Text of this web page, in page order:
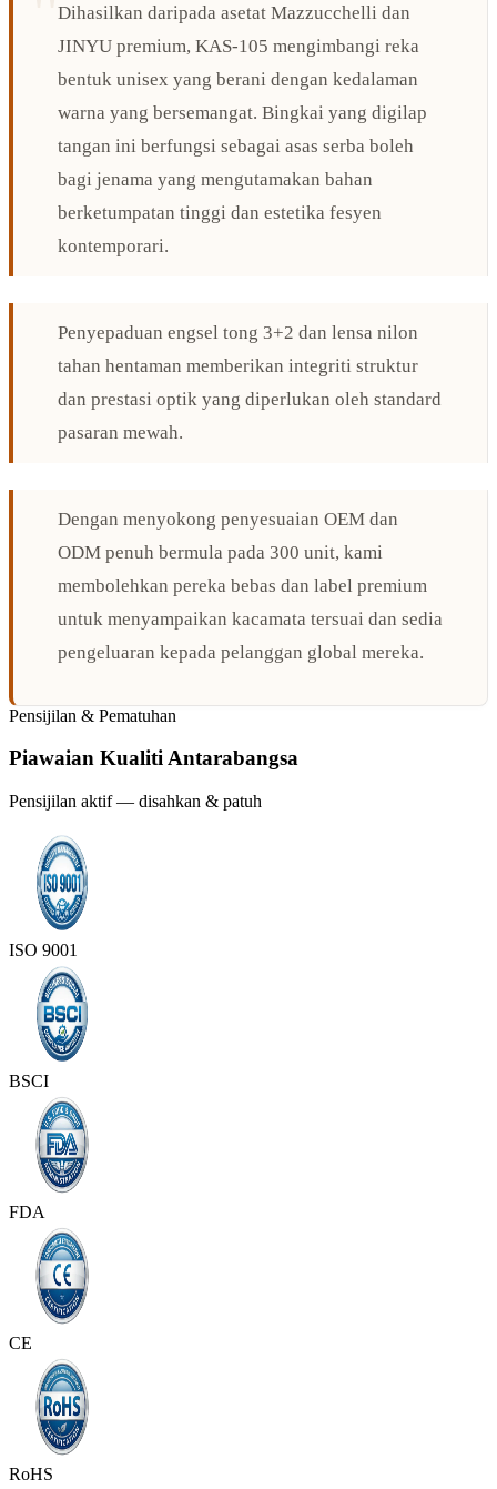
Dihasilkan daripada asetat Mazzucchelli dan
JINYU premium, KAS-105 mengimbangi reka
bentuk unisex yang berani dengan kedalaman
warna yang bersemangat. Bingkai yang digilap
tangan ini berfungsi sebagai asas serba boleh
bagi jenama yang mengutamakan bahan
berketumpatan tinggi dan estetika fesyen
kontemporari.
Penyepaduan engsel tong 3+2 dan lensa nilon
tahan hentaman memberikan integriti struktur
dan prestasi optik yang diperlukan oleh standard
pasaran mewah.
Dengan menyokong penyesuaian OEM dan
ODM penuh bermula pada 300 unit, kami
membolehkan pereka bebas dan label premium
untuk menyampaikan kacamata tersuai dan sedia
pengeluaran kepada pelanggan global mereka.
Pensijilan & Pematuhan
Piawaian Kualiti Antarabangsa
Pensijilan aktif — disahkan & patuh
ISO 9001
BSCI
FDA
CE
RoHS